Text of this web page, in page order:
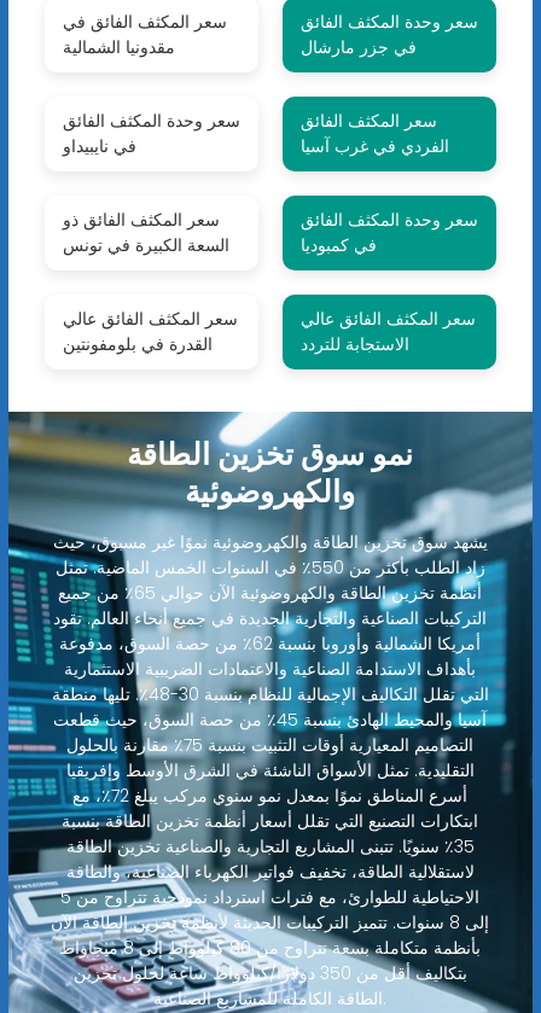
سعر المكثف الفائق في
مقدونيا الشمالية
سعر وحدة المكثف الفائق
في جزر مارشال
سعر وحدة المكثف الفائق
في نايبيداو
سعر المكثف الفائق
الفردي في غرب آسيا
سعر المكثف الفائق ذو
السعة الكبيرة في تونس
سعر وحدة المكثف الفائق
في كمبوديا
سعر المكثف الفائق عالي
القدرة في بلومفونتين
سعر المكثف الفائق عالي
الاستجابة للتردد
نمو سوق تخزين الطاقة
والكهروضوئية
يشهد سوق تخزين الطاقة والكهروضوئية نموًا غير مسبوق، حيث
زاد الطلب بأكثر من 550٪ في السنوات الخمس الماضية. تمثل
أنظمة تخزين الطاقة والكهروضوئية الآن حوالي 65٪ من جميع
التركيبات الصناعية والتجارية الجديدة في جميع أنحاء العالم. تقود
أمريكا الشمالية وأوروبا بنسبة 62٪ من حصة السوق، مدفوعة
بأهداف الاستدامة الصناعية والاعتمادات الضريبية الاستثمارية
التي تقلل التكاليف الإجمالية للنظام بنسبة 30-48٪. تليها منطقة
آسيا والمحيط الهادئ بنسبة 45٪ من حصة السوق، حيث قطعت
التصاميم المعيارية أوقات التثبيت بنسبة 75٪ مقارنة بالحلول
التقليدية. تمثل الأسواق الناشئة في الشرق الأوسط وإفريقيا
أسرع المناطق نموًا بمعدل نمو سنوي مركب يبلغ 72٪، مع
ابتكارات التصنيع التي تقلل أسعار أنظمة تخزين الطاقة بنسبة
35٪ سنويًا. تتبنى المشاريع التجارية والصناعية تخزين الطاقة
لاستقلالية الطاقة، تخفيف فواتير الكهرباء الصناعية، والطاقة
الاحتياطية للطوارئ، مع فترات استرداد نموذجية تتراوح من 5
إلى 8 سنوات. تتميز التركيبات الحديثة لأنظمة تخزين الطاقة الآن
بأنظمة متكاملة بسعة تتراوح من 80 كيلوواط إلى 8 ميجاواط
بتكاليف أقل من 350 دولارًا/كيلوواط ساعة لحلول تخزين
الطاقة الكاملة للمشاريع الصناعية.